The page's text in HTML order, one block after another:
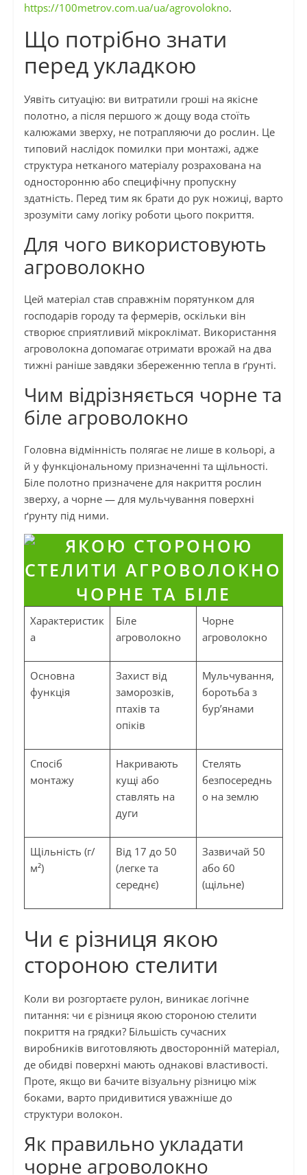
https://100metrov.com.ua/ua/agrovolokno.
Що потрібно знати
перед укладкою
Уявіть ситуацію: ви витратили гроші на якісне
полотно, а після першого ж дощу вода стоїть
калюжами зверху, не потрапляючи до рослин. Це
типовий наслідок помилки при монтажі, адже
структура нетканого матеріалу розрахована на
односторонню або специфічну пропускну
здатність. Перед тим як брати до рук ножиці, варто
зрозуміти саму логіку роботи цього покриття.
Для чого використовують
агроволокно
Цей матеріал став справжнім порятунком для
господарів городу та фермерів, оскільки він
створює сприятливий мікроклімат. Використання
агроволокна допомагає отримати врожай на два
тижні раніше завдяки збереженню тепла в ґрунті.
Чим відрізняється чорне та
біле агроволокно
Головна відмінність полягає не лише в кольорі, а
й у функціональному призначенні та щільності.
Біле полотно призначене для накриття рослин
зверху, а чорне — для мульчування поверхні
ґрунту під ними.
Характеристик
а
Біле
агроволокно
Чорне
агроволокно
Основна
функція
Захист від
заморозків,
птахів та
опіків
Мульчування,
боротьба з
бур’янами
Спосіб
монтажу
Накривають
кущі або
ставлять на
дуги
Стелять
безпосереднь
о на землю
Щільність (г/
м²)
Від 17 до 50
(легке та
середнє)
Зазвичай 50
або 60
(щільне)
Чи є різниця якою
стороною стелити
Коли ви розгортаєте рулон, виникає логічне
питання: чи є різниця якою стороною стелити
покриття на грядки? Більшість сучасних
виробників виготовляють двосторонній матеріал,
де обидві поверхні мають однакові властивості.
Проте, якщо ви бачите візуальну різницю між
боками, варто придивитися уважніше до
структури волокон.
Як правильно укладати
чорне агроволокно